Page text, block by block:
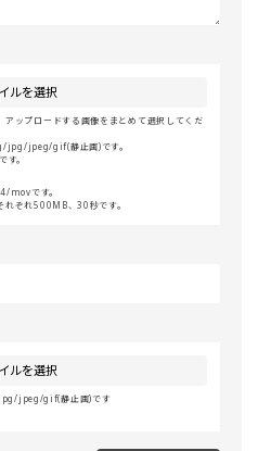
ルを選択
ップロードする画像をまとめて選択してくだ
jpg/jpeg/gif(静止画)です。
。
movです。
れぞれ500MB、30秒です。
ルを選択
jpeg/gif(静止画)です